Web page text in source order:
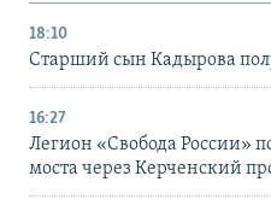
18:10
Старший сын Кадырова
16:27
Легион «Свобода России»
моста через Керченский